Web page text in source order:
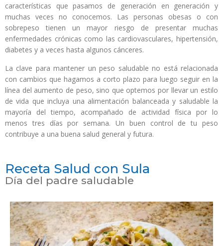
características que pasamos de generación en generación y
muchas veces no conocemos. Las personas obesas o con
sobrepeso tienen un mayor riesgo de presentar muchas
enfermedades crónicas como las cardiovasculares, hipertensión,
diabetes y a veces hasta algunos cánceres.
La clave para mantener un peso saludable no está relacionada
con cambios que hagamos a corto plazo para luego seguir en la
línea del aumento de peso, sino que optemos por llevar un estilo
de vida que incluya una alimentación balanceada y saludable la
mayoría del tiempo, acompañado de actividad física por lo
menos tres días por semana. Un buen control de tu peso
contribuye a una buena salud general y futura.
Receta Salud con Sula
Día del padre saludable